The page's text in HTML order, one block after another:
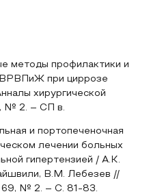
методы профилактики и
ВРВПиЖ при циррозе
хирургической
№ 2. – СП в.
и портопеченочная
лечении больных
гипертензией / А.К.
В.М. Лебезев //
69, № 2. – С. 81-83.